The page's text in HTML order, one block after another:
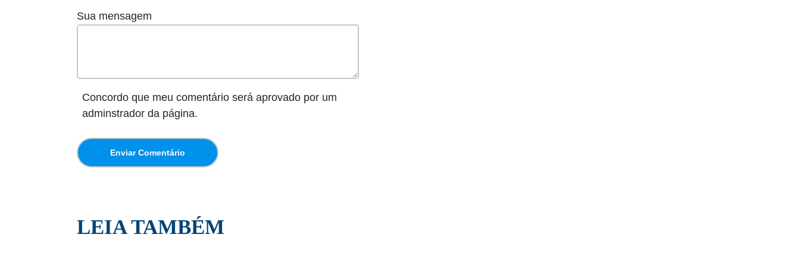
Sua mensagem
Concordo que meu comentário será aprovado por um
adminstrador da página.
LEIA TAMBÉM